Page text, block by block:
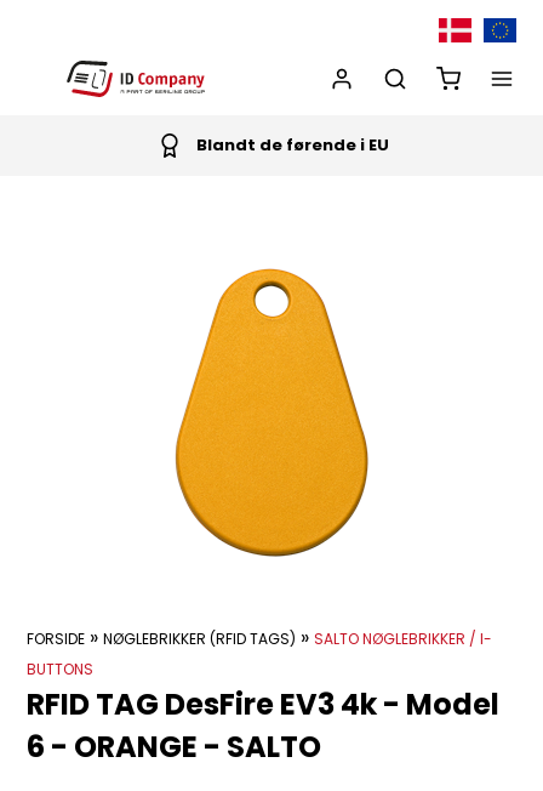
Blandt de førende i EU
FORSIDE »NØGLEBRIKKER (RFID TAGS) »SALTO NØGLEBRIKKER / I-
BUTTONS
RFID TAG DesFire EV3 4k - Model
6 - ORANGE - SALTO